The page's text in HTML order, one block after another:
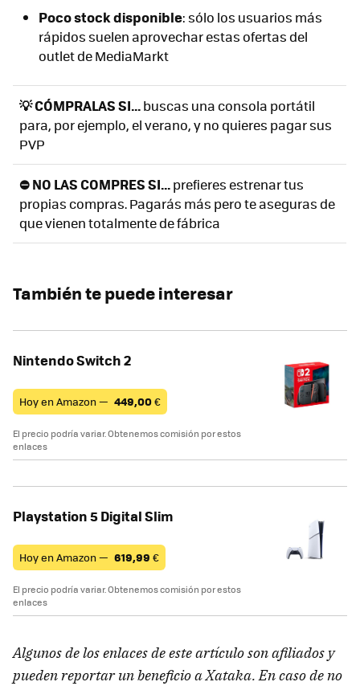
Poco stock disponible: sólo los usuarios más
rápidos suelen aprovechar estas ofertas del
outlet de MediaMarkt
💡 CÓMPRALAS SI...buscas una consola portátil
para, por ejemplo, el verano, y no quieres pagar sus
PVP
⛔ NO LAS COMPRES SI...prefieres estrenar tus
propias compras. Pagarás más pero te aseguras de
que vienen totalmente de fábrica
También te puede interesar
Nintendo Switch 2
Hoy en Amazon — 449,00€
El precio podría variar. Obtenemos comisión por estos
enlaces
Playstation 5 Digital Slim
Hoy en Amazon — 619,99 €
El precio podría variar. Obtenemos comisión por estos
enlaces
Algunos de los enlaces de este artículo son afiliados y
pueden reportar un beneficio a Xataka. En caso de no